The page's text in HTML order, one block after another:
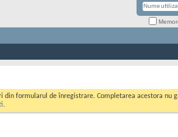
din formularul de înregistrare. Completarea acestora
.